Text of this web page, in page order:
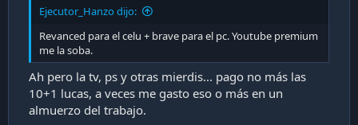
Ejecutor_Hanzo dijo:
Revanced para el celu + brave para el pc. Youtube premium
me la soba.
Ah pero la tv, ps y otras mierdis... pago no más las
10+1 lucas, a veces me gasto eso o más en un
almuerzo del trabajo.